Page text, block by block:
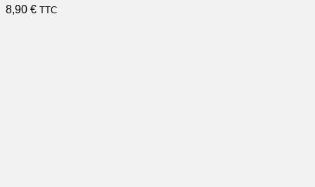
8,90 € TTC